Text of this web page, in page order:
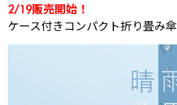
2/19販売開始！
ケース付きコンパクト折り畳み傘